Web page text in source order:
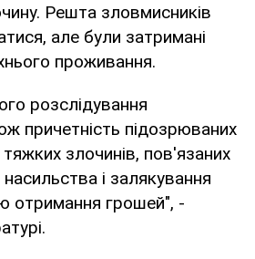
Решта зловмисників
але були затримані
проживання.
розслідування
причетність підозрюваних
злочинів, пов'язаних
і залякування
отримання грошей", -